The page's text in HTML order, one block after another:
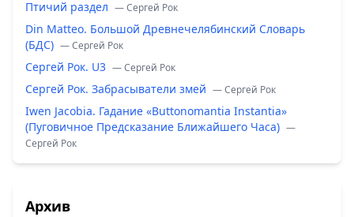
Птичий раздел — Сергей Рок
Din Matteo. Большой Древнечелябинский Словарь
(БДС) — Сергей Рок
Сергей Рок. U3 — Сергей Рок
Сергей Рок. Забрасыватели змей — Сергей Рок
Iwen Jacobia. Гадание «Buttonomantia Instantia»
(Пуговичное Предсказание Ближайшего Часа) —
Сергей Рок
Архив